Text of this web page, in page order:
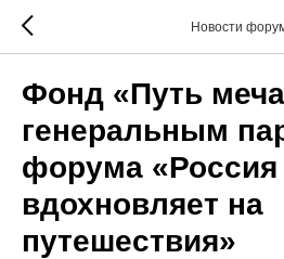
Новости
Фонд «Путь
генеральным
форума «Россия
вдохновляет на
путешествия»